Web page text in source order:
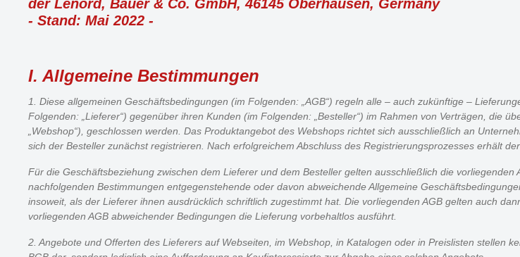
der Lenord, Bauer & Co. GmbH, 46145 Oberhausen, Germany
- Stand: Mai 2022 -
I. Allgemeine Bestimmungen
1. Diese allgemeinen Geschäftsbedingungen (im Folgenden: „AGB“) regeln alle – auch zukünftige –
Folgenden: „Lieferer“) gegenüber ihren Kunden (im Folgenden: „Besteller“) im Rahmen von Verträgen, die
„Webshop“), geschlossen werden. Das Produktangebot des Webshops richtet sich ausschließlich an
sich der Besteller zunächst registrieren. Nach erfolgreichem Abschluss des Registrierungsprozesses erhält
Für die Geschäftsbeziehung zwischen dem Lieferer und dem Besteller gelten ausschließlich die
nachfolgenden Bestimmungen entgegenstehende oder davon abweichende Allgemeine
insoweit, als der Lieferer ihnen ausdrücklich schriftlich zugestimmt hat. Die vorliegenden AGB gelten auch
vorliegenden AGB abweichender Bedingungen die Lieferung vorbehaltlos ausführt.
2. Angebote und Offerten des Lieferers auf Webseiten, im Webshop, in Katalogen oder in Preislisten stellen